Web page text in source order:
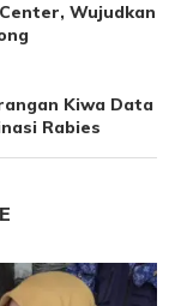
Wujudkan
Kiwa Data
Rabies